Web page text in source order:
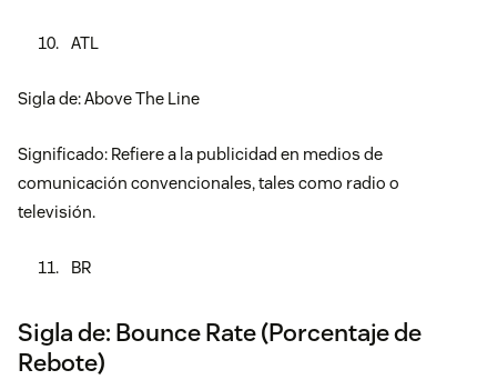
ATL
Sigla de: Above The Line
Significado: Refiere a la publicidad en medios de
comunicación convencionales, tales como radio o
televisión.
BR
Sigla de: Bounce Rate (Porcentaje de
Rebote)